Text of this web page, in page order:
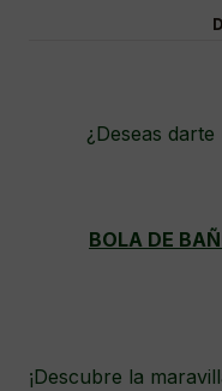
¿Deseas
BOLA DE
¡Descubre la